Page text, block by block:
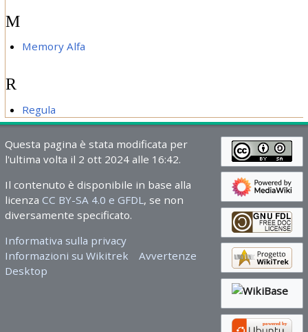
M
Memory Alfa
R
Regula
Questa pagina è stata modificata per
l'ultima volta il 2 ott 2024 alle 16:42.
Il contenuto è disponibile in base alla
licenza CC BY-SA 4.0 e GFDL , se non
diversamente specificato.
Informativa sulla privacy
Informazioni su Wikitrek
Avvertenze
Desktop